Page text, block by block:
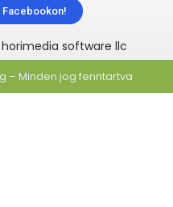
Facebookon!
software llc
– Minden jog fenntartva